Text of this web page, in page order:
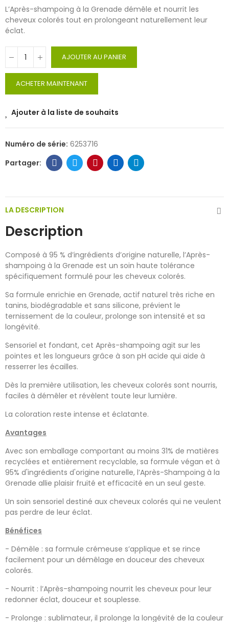
L’Après-shampoing à la Grenade démêle et nourrit les
cheveux colorés tout en prolongeant naturellement leur
éclat.
AJOUTER AU PANIER
ACHETER MAINTENANT
Ajouter à la liste de souhaits
Numéro de série: 6253716
LA DESCRIPTION
Description
Composé à 95 % d’ingrédients d’origine naturelle, l’Après-
shampoing à la Grenade est un soin haute tolérance
spécifiquement formulé pour les cheveux colorés.
Sa formule enrichie en Grenade, actif naturel très riche en
tanins, biodégradable et sans silicone, prévient le
ternissement de la couleur, prolonge son intensité et sa
longévité.
Sensoriel et fondant, cet Après-shampoing agit sur les
pointes et les longueurs grâce à son pH acide qui aide à
resserrer les écailles.
Dès la première utilisation, les cheveux colorés sont nourris,
faciles à démêler et révèlent toute leur lumière.
La coloration reste intense et éclatante.
Avantages
Avec son emballage comportant au moins 31% de matières
recyclées et entièrement recyclable, sa formule végan et à
95% d'ingrédients d'origine naturelle, l’Après-Shampoing à la
Grenade allie plaisir fruité et efficacité en un seul geste.
Un soin sensoriel destiné aux cheveux colorés qui ne veulent
pas perdre de leur éclat.
Bénéfices
- Démêle : sa formule crémeuse s’applique et se rince
facilement pour un démêlage en douceur des cheveux
colorés.
- Nourrit : l’Après-shampoing nourrit les cheveux pour leur
redonner éclat, douceur et souplesse.
- Prolonge : sublimateur, il prolonge la longévité de la couleur